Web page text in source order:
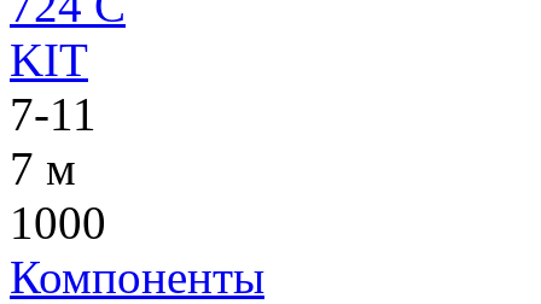
7-11
7 м
1000
Компоненты